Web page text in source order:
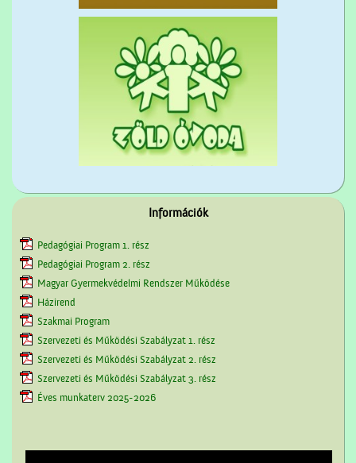
Információk
Pedagógiai Program 1. rész
Pedagógiai Program 2. rész
Magyar Gyermekvédelmi Rendszer Működése
Házirend
Szakmai Program
Szervezeti és Működési Szabályzat 1. rész
Szervezeti és Működési Szabályzat 2. rész
Szervezeti és Működési Szabályzat 3. rész
Éves munkaterv 2025-2026